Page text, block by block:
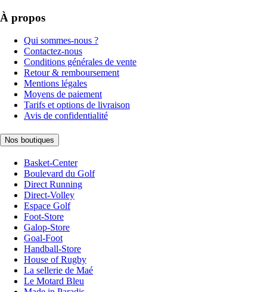
À propos
Qui sommes-nous ?
Contactez-nous
Conditions générales de vente
Retour & remboursement
Mentions légales
Moyens de paiement
Tarifs et options de livraison
Avis de confidentialité
Nos boutiques
Basket-Center
Boulevard du Golf
Direct Running
Direct-Volley
Espace Golf
Foot-Store
Galop-Store
Goal-Foot
Handball-Store
House of Rugby
La sellerie de Maé
Le Motard Bleu